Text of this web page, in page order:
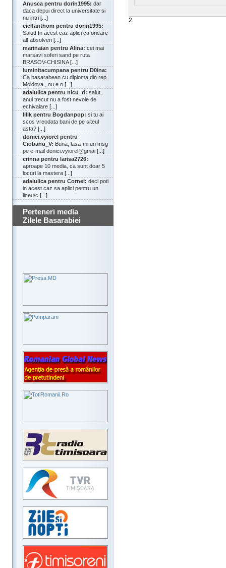
Anusca pentru dorin1995: dar
daca depui direct la universitate si
nu intri [...]
cielfanthom pentru dorin1995:
Salut! In acest caz aplici ca oricare
alt absolven [...]
marinaian pentru Alina: cei mai
marsavi soferi sand pe ruta
BRASOV-CHISINA[...]
luminitacumpana pentru D0ina:
Ca basarabean cu diploma din rep.
Moldova , nu e n [...]
adaiulica pentru nicu_d: salut,
anul trecut nu a fost nevoie de
echivalare [...]
lilik pentru Bogdanpop: si tu ai
scos vreodata bani de pe siteul
asta? [...]
donici.vyiorel pentru
Ciobanu_V: Buna, lasa-mi un msg
pe e-mail donici.vyiorel@gmai [...]
crinna pentru larisa2726:
aproape 10 media, ca sunt doar 5
locuri la mastera [...]
adaiulica pentru Cornel: deci poti
in acest caz sa aplici pentru un
liceu/c [...]
Perteneri media
Zilele Basarabiei
2